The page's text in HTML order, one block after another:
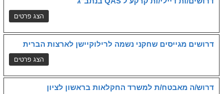
דרושים מגייסים שחקני נשמה לרילוקיישן לארצות הברית
דרוש/ה מאבטח/ת למשרד החקלאות בראשון לציון